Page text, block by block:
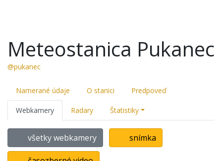
Meteostanica Pukanec
@pukanec
Namerané údaje O stanici Predpoveď
Webkamery Radary Štatistiky
všetky webkamery snímka